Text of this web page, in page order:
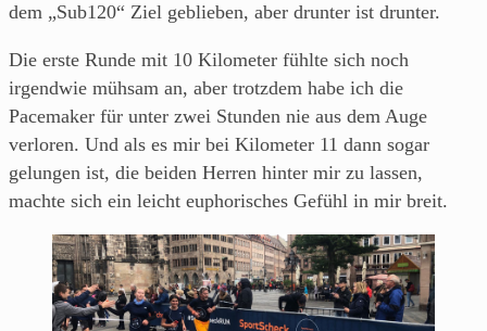
dem „Sub120“ Ziel geblieben, aber drunter ist drunter.
Die erste Runde mit 10 Kilometer fühlte sich noch
irgendwie mühsam an, aber trotzdem habe ich die
Pacemaker für unter zwei Stunden nie aus dem Auge
verloren. Und als es mir bei Kilometer 11 dann sogar
gelungen ist, die beiden Herren hinter mir zu lassen,
machte sich ein leicht euphorisches Gefühl in mir breit.